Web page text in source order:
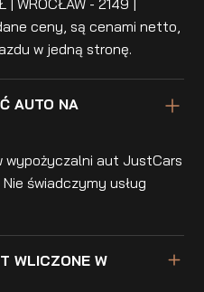
WROCŁAW - 2149 |
ceny, są cenami netto,
w jedną stronę.
AUTO NA
wypożyczalni aut JustCars
świadczymy usług
WLICZONE W